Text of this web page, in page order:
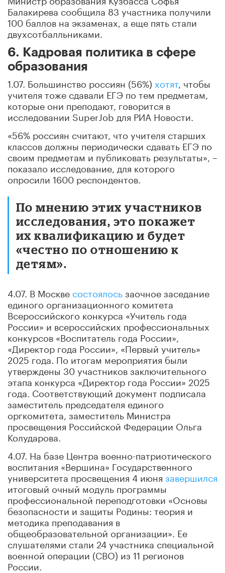
Балакирева сообщила 83 участника получили
100 баллов на экзаменах, а еще пять стали
двухсотбалльниками.
6. Кадровая политика в сфере
образования
1.07. Большинство россиян (56%) хотят, чтобы
учителя тоже сдавали ЕГЭ по тем предметам,
которые они преподают, говорится в
исследовании SuperJob для РИА Новости.
«56% россиян считают, что учителя старших
классов должны периодически сдавать ЕГЭ по
своим предметам и публиковать результаты», –
показало исследование, для которого
опросили 1600 респондентов.
По мнению этих участников
исследования, это покажет
их квалификацию и будет
«честно по отношению к
детям».
4.07. В Москве состоялось заочное заседание
единого организационного комитета
Всероссийского конкурса «Учитель года
России» и всероссийских профессиональных
конкурсов «Воспитатель года России»,
«Директор года России», «Первый учитель»
2025 года. По итогам мероприятия были
утверждены 30 участников заключительного
этапа конкурса «Директор года России» 2025
года. Соответствующий документ подписала
заместитель председателя единого
оргкомитета, заместитель Министра
просвещения Российской Федерации Ольга
Колударова.
4.07. На базе Центра военно-патриотического
воспитания «Вершина» Государственного
университета просвещения 4 июня завершился
итоговый очный модуль программы
профессиональной переподготовки «Основы
безопасности и защиты Родины: теория и
методика преподавания в
общеобразовательной организации». Ее
слушателями стали 24 участника специальной
военной операции (СВО) из 11 регионов
России.